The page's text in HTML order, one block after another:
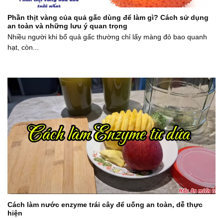
Phần thịt vàng của quả gấc dùng để làm gì? Cách sử dụng
an toàn và những lưu ý quan trọng
Nhiều người khi bổ quả gấc thường chỉ lấy màng đỏ bao quanh
hạt, còn...
Cách làm nước enzyme trái cây để uống an toàn, dễ thực
hiện